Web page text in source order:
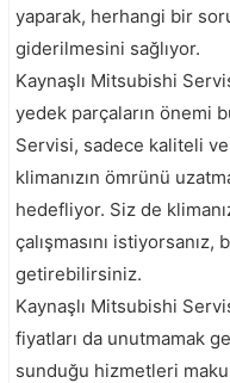
yaparak, herhangi bir
giderilmesini sağlıyor.
Kaynaşlı Mitsubishi
yedek parçaların önemi
Servisi, sadece kaliteli
klimanızın ömrünü
hedefliyor. Siz de
çalışmasını
getirebilirsiniz.
Kaynaşlı Mitsubishi
fiyatları da unutmamak
sunduğu hizmetleri